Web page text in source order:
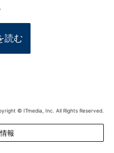
読む
© ITmedia, Inc. All Rights Reserved.
報